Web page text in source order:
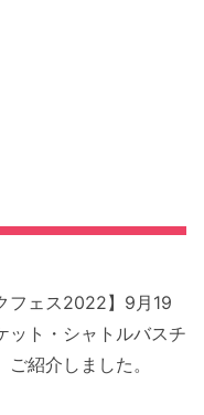
フェス2022】9月19
ット・シャトルバスチ
紹介しました。